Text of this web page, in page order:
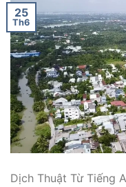
25
Th6
Dịch Thuật Từ Tiếng